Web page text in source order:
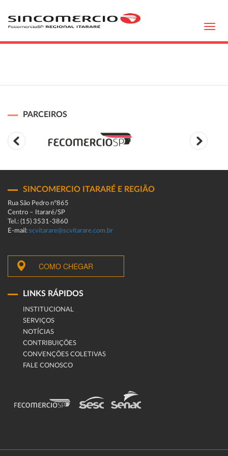
PARCEIROS
SINCOMERCIO ITARARÉ E REGIÃO
Rua São Pedro n°865
Centro – Itararé/SP
Tel.: (15) 3531-3860
E-mail: scvitarare@scvitarare.com.br
COMO CHEGAR
LINKS RÁPIDOS
INSTITUCIONAL
SERVIÇOS
NOTÍCIAS
CONTRIBUIÇÕES
CONVENÇÕES COLETIVAS
FALE CONOSCO